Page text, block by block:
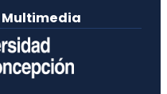
Multimedia